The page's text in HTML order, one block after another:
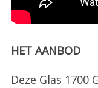
HET AANBOD
Deze Glas 1700